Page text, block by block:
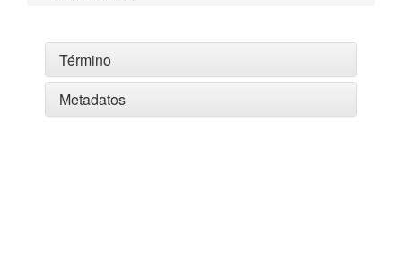
Término
Metadatos